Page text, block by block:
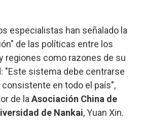
especialistas han señalado la
de las políticas entre los
regiones como razones de su
"Este sistema debe centrarse
consistente en todo el país",
de la Asociación China de
de Nankai, Yuan Xin.